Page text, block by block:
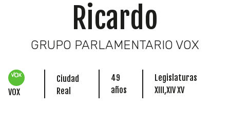
Ricardo
GRUPO PARLAMENTARIO VOX
VOX
Ciudad
Real
49
años
Legislaturas
XIII,XIV XV